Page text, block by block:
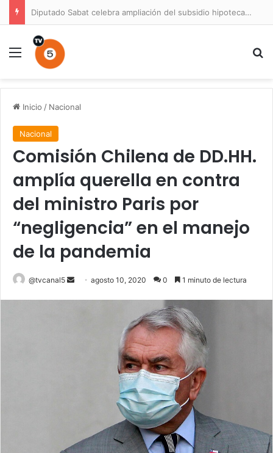
Diputado Sabat celebra ampliación del subsidio hipotecario con viviendas de hasta 6.000 UF
Menú
Inicio / Nacional
Nacional
Comisión Chilena de DD.HH.
amplía querella en contra
del ministro Paris por
“negligencia” en el manejo
de la pandemia
@tvcanal5
Sendagosto 10, 2020 0 1 minuto de lectura